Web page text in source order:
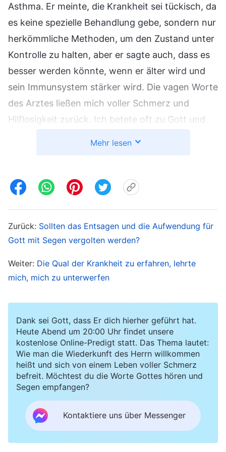
Asthma. Er meinte, die Krankheit sei tückisch, da
es keine spezielle Behandlung gebe, sondern nur
herkömmliche Methoden, um den Zustand unter
Kontrolle zu halten, aber er sagte auch, dass es
besser werden könnte, wenn er älter wird und
sein Immunsystem stärker wird. Die vagen Worte
des Arztes ließen mich voller Schmerz und
Hilflosigkeit zurück. Ich betete oft zu Gott und
entwickeln. Ich dachte: „Ich habe immer voller
versäumt und meine Pflichten aktiv ausgeführt.
Gott sollte mich doch segnen, oder? Als ich an
den Herrn Jesus glaubte, hatte ich Gnade,
Segen, Frieden und Freude. Warum hat
Gott ist allmächtig, könnte Er die Krankheit
meines Sohnes nicht mit einem einzigen Wort
heilen? Warum erhört Gott meine Gebete nicht?“
Besonders musste ich an das Kind eines
Verwandten denken, das einen Hirnschaden
davongetragen hatte, weil ein hohes Fieber zu
spät behandelt worden war. Mein Sohn war
noch so klein. Ich fragte mich, ob das häufige
Mehr lesen
Zurück: Sollten das Entsagen und die Aufwendung für
Gott mit Segen vergolten werden?
Weiter: Die Qual der Krankheit zu erfahren, lehrte
mich, mich zu unterwerfen
Dank sei Gott, dass Er dich hierher geführt hat.
Heute Abend um 20:00 Uhr findet unsere
kostenlose Online-Predigt statt. Das Thema lautet:
Wie man die Wiederkunft des Herrn willkommen
heißt und sich von einem Leben voller Schmerz
befreit. Möchtest du die Worte Gottes hören und
Segen empfangen?
Kontaktiere uns über Messenger